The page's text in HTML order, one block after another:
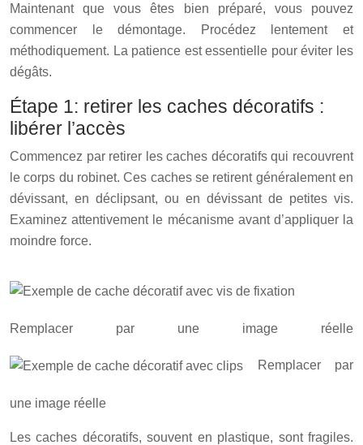
Maintenant que vous êtes bien préparé, vous pouvez
commencer le démontage. Procédez lentement et
méthodiquement. La patience est essentielle pour éviter les
dégâts.
Étape 1: retirer les caches décoratifs :
libérer l’accès
Commencez par retirer les caches décoratifs qui recouvrent
le corps du robinet. Ces caches se retirent généralement en
dévissant, en déclipsant, ou en dévissant de petites vis.
Examinez attentivement le mécanisme avant d’appliquer la
moindre force.
Remplacer par une image réelle
Remplacer par
une image réelle
Les caches décoratifs, souvent en plastique, sont fragiles.